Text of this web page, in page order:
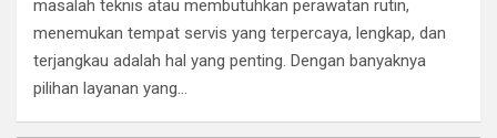
masalah teknis atau membutuhkan perawatan rutin,
menemukan tempat servis yang terpercaya, lengkap, dan
terjangkau adalah hal yang penting. Dengan banyaknya
pilihan layanan yang…